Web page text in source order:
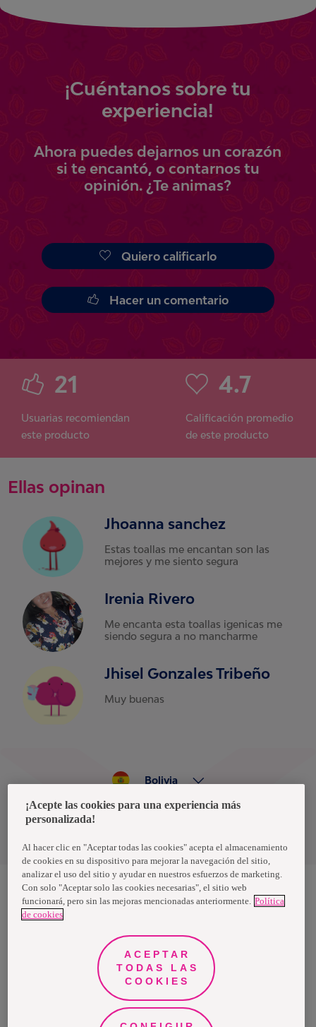
¡Cuéntanos sobre tu
experiencia!
Ahora puedes dejarnos un corazón
si te encantó, o contarnos tu
opinión. ¿Te animas?
Quiero calificarlo
Hacer un comentario
21
Usuarias recomiendan
este producto
4.7
Calificación promedio
de este producto
Ellas opinan
Jhoanna sanchez
Estas toallas me encantan son las
mejores y me siento segura
Irenia Rivero
Me encanta esta toallas igenicas me
siendo segura a no mancharme
Jhisel Gonzales Tribeño
Muy buenas
Política de privacidad de datos
Bolivia
Nosotras, una marca de Essity - una compañía global líder en
higiene y salud. Cada día, mil millones de personas, en todo el
propósito es romper barreras por el bienestar en beneficio de
consumidores, pacientes, cuidadores, clientes y la sociedad en
general. Vendemos en aproximadamente 150 países bajo las
principales marcas globales TENA y Tork, así como otras marcas
como Actimove, Cutimed, JOBST, Knix, Leukoplast, Libero, Libresse,
Lotus, Modibodi, Nosotras, Saba, Tempo, TOM Organic y Zewa. En
2024, Essity tuvo ventas de aproximadamente 13 mil millones de
euros y empleó a 36,000 personas. La sede de la compañía está
ubicada en Estocolmo, Suecia, y Essity cotiza en Nasdaq Estocolmo.
¡Acepte las cookies para una experiencia más
personalizada!
Al hacer clic en "Aceptar todas las cookies" acepta el almacenamiento
de cookies en su dispositivo para mejorar la navegación del sitio,
analizar el uso del sitio y ayudar en nuestros esfuerzos de marketing.
Con solo "Aceptar solo las cookies necesarias", el sitio web
funcionará, pero sin las mejoras mencionadas anteriormente. Política
de cookies
ACEPTAR
TODAS LAS
COOKIES